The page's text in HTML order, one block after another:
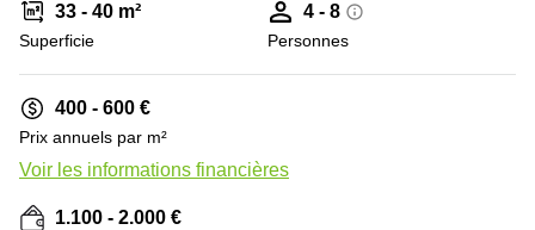
Centre
d'affaires
Ville de
Bruxelles
Coworking
Ixelles
Coworking
33 - 40 m²
Superficie
4 - 8
Personnes
400 - 600 €
Prix annuels par m²
Voir les informations financières
1.100 - 2.000 €